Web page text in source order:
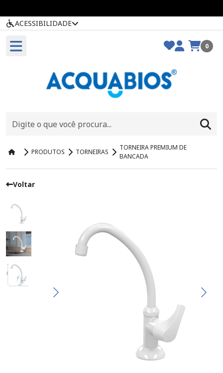
ACESSIBILIDADE
0
PRODUTOS TORNEIRAS
TORNEIRA PREMIUM DE
BANCADA
Voltar